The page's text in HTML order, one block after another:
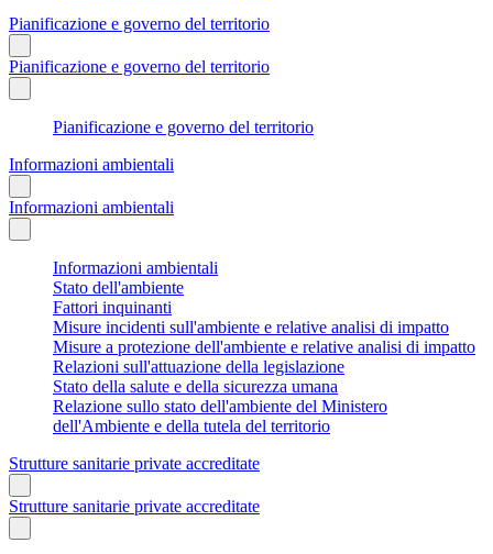
Pianificazione e governo del territorio
Pianificazione e governo del territorio
Pianificazione e governo del territorio
Informazioni ambientali
Informazioni ambientali
Informazioni ambientali
Stato dell'ambiente
Fattori inquinanti
Misure incidenti sull'ambiente e relative analisi di impatto
Misure a protezione dell'ambiente e relative analisi di impatto
Relazioni sull'attuazione della legislazione
Stato della salute e della sicurezza umana
Relazione sullo stato dell'ambiente del Ministero
dell'Ambiente e della tutela del territorio
Strutture sanitarie private accreditate
Strutture sanitarie private accreditate